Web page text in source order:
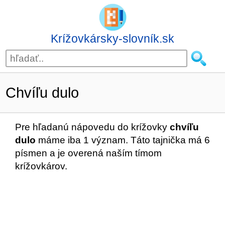
Krížovkársky-slovník.sk
Chvíľu dulo
Pre hľadanú nápovedu do krížovky chvíľu
dulo máme iba 1 význam. Táto tajnička má 6
písmen a je overená naším tímom
krížovkárov.